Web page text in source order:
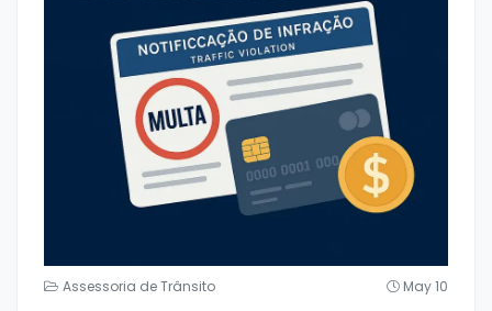
Assessoria de Trânsito May 10